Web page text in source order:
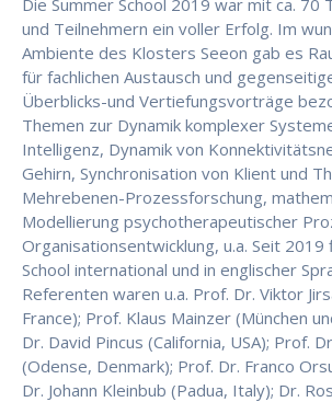
Die Summer School 2019 war mit ca. 70
und Teilnehmern ein voller Erfolg. Im
Ambiente des Klosters Seeon gab es
für fachlichen Austausch und
Überblicks-und Vertiefungsvorträge
Themen zur Dynamik komplexer
Intelligenz, Dynamik von
Gehirn, Synchronisation von Klient und
Mehrebenen-Prozessforschung,
Modellierung psychotherapeutischer
Organisationsentwicklung, u.a. Seit
School international und in englischer
Referenten waren u.a. Prof. Dr. Viktor
France); Prof. Klaus Mainzer (München
Dr. David Pincus (California, USA); Prof.
(Odense, Denmark); Prof. Dr. Franco
Dr. Johann Kleinbub (Padua, Italy); Dr.